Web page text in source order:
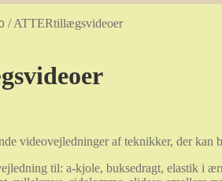
/ATTERtillægsvideoer
videovejledninger af teknikker, der kan
til: a-kjole, buksedragt, elastik i